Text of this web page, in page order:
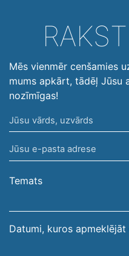
Mēs vienmēr cenšamies
mums apkārt, tādēļ Jūsu
nozīmīgas!
Jūsu
vārds,
uzvārds
Jūsu
e-
pasta
Temats
Datumi, kuros apmeklējāt